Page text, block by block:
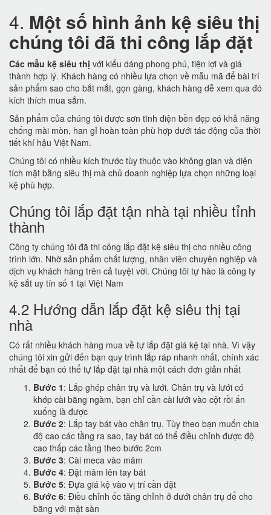
4. Một số hình ảnh kệ siêu thị
chúng tôi đã thi công lắp đặt
Các mẫu kệ siêu thị với kiểu dáng phong phú, tiện lợi và giá
thành hợp lý. Khách hàng có nhiều lựa chọn về mẫu mã để bài trí
sản phẩm sao cho bắt mắt, gọn gàng, khách hàng dễ xem qua đó
kích thích mua sắm.
Sản phẩm của chúng tôi được sơn tĩnh điện bền đẹp có khả năng
chống mài mòn, han gỉ hoàn toàn phù hợp dưới tác động của thời
tiết khí hậu Việt Nam.
Chúng tôi có nhiều kích thước tùy thuộc vào không gian và diện
tích mặt bằng siêu thị mà chủ doanh nghiệp lựa chọn những loại
kệ phù hợp.
Chúng tôi lắp đặt tận nhà tại nhiều tỉnh
thành
Công ty chúng tôi đã thi công lắp đặt kệ siêu thị cho nhiều công
trình lớn. Nhờ sản phẩm chất lượng, nhân viên chuyên nghiệp và
dịch vụ khách hàng trên cả tuyệt vời. Chúng tôi tự hào là công ty
kệ sắt uy tín số 1 tại Việt Nam
4.2 Hướng dẫn lắp đặt kệ siêu thị tại
nhà
Có rất nhiều khách hàng mua về tự lắp đặt giá kệ tại nhà. Vì vậy
chúng tôi xin gửi đến bạn quy trình lắp ráp nhanh nhất, chính xác
nhất để bạn có thể tự lắp đặt tại nhà một cách đơn giản nhất
Bước 1: Lắp ghép chân trụ và lưới. Chân trụ và lưới có
khớp cài bằng ngàm, bạn chỉ cần cài lưới vào cột rồi ấn
xuống là được
Bước 2: Lắp tay bát vào chân trụ. Tùy theo bạn muốn chia
độ cao các tầng ra sao, tay bát có thể điều chỉnh được độ
cao thấp các tầng theo bước 2cm
Bước 3: Cài meca vào mâm
Bước 4: Đặt mâm lên tay bát
Bước 5: Đựa giá kệ vào vị trí cần đặt
Bước 6: Điều chỉnh ốc tăng chỉnh ở dưới chân trụ để cho
bằng với mặt sàn